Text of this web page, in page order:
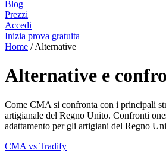
Blog‎
Prezzi
Accedi
Inizia prova gratuita
Home / Alternative
Alternative e
Come CMA si confronta con i principali
artigianale del Regno Unito. Confronti
adattamento per gli artigiani del Regno
CMA vs Tradify